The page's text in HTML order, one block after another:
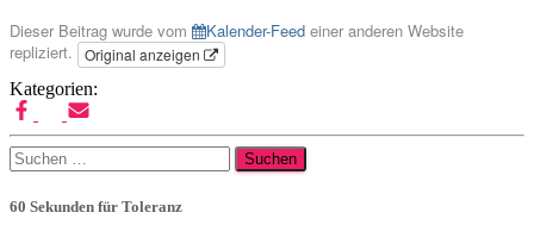
Dieser Beitrag wurde vom Kalender-Feed einer anderen Website
repliziert.
Original anzeigen
Kategorien:
Suchen
nach:
60 Sekunden für Toleranz